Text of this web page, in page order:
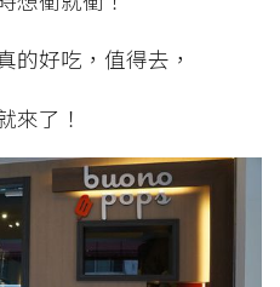
的好吃，值得去，
來了！